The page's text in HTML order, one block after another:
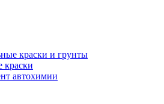
краски и грунты
краски
автохимии